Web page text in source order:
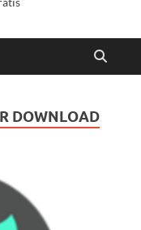
DOWNLOAD